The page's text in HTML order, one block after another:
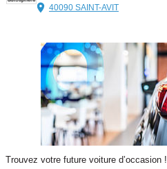
40090 SAINT-AVIT
Trouvez votre future voiture d’occasion !